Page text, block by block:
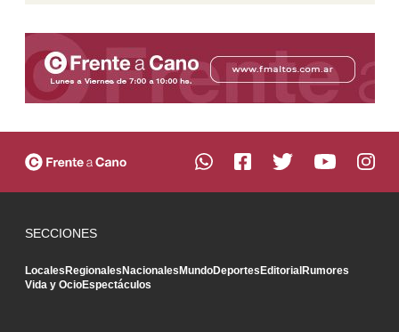
SECCIONES
LocalesRegionalesNacionalesMundoDeportesEditorialRumores
Vida y OcioEspectáculos